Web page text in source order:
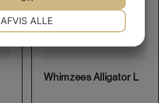
Whimzees Alligator L
AFVIS ALLE